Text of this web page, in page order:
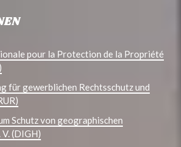
pour la Protection de la Propriété
für gewerblichen Rechtsschutz und
Schutz von geographischen
(DIGH)